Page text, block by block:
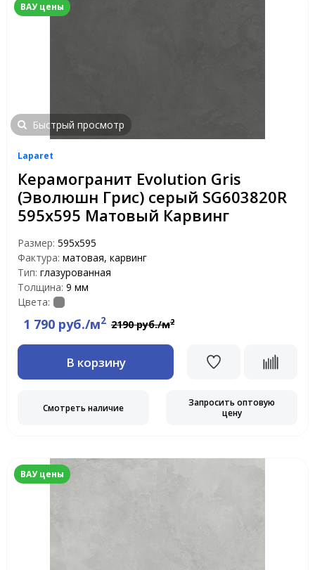
ВАУ цены
Быстрый просмотр
Laparet
Керамогранит Evolution Gris
(Эволюшн Грис) серый SG603820R
595x595 Матовый Карвинг
Размер: 595x595
Фактура: матовая, карвинг
Тип: глазурованная
Толщина: 9 мм
Цвета:
1 790 руб./м2 2190 руб./м2
В корзину
Смотреть наличие
Запросить оптовую
цену
ВАУ цены